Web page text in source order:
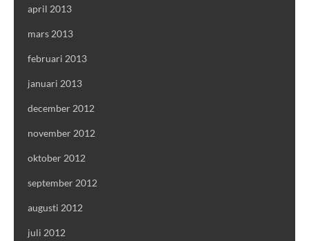
april 2013
mars 2013
februari 2013
januari 2013
december 2012
november 2012
oktober 2012
september 2012
augusti 2012
juli 2012